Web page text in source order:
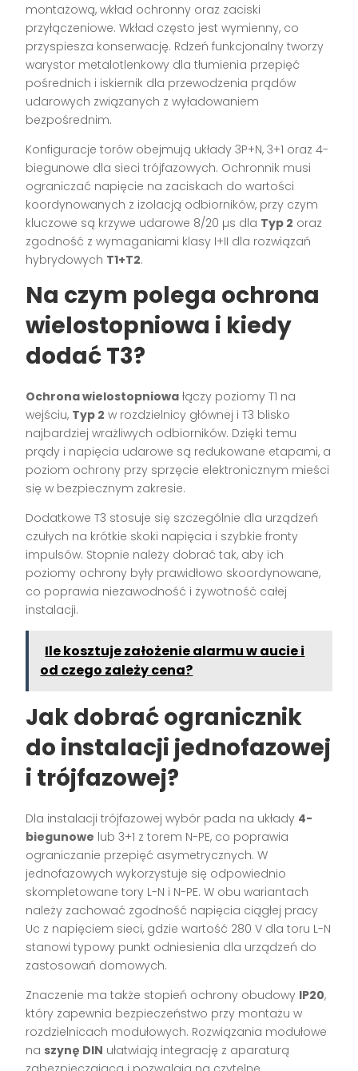
montażową, wkład ochronny oraz zaciski
przyłączeniowe. Wkład często jest wymienny, co
przyspiesza konserwację. Rdzeń funkcjonalny tworzy
warystor metalotlenkowy dla tłumienia przepięć
pośrednich i iskiernik dla przewodzenia prądów
udarowych związanych z wyładowaniem
bezpośrednim.
Konfiguracje torów obejmują układy 3P+N, 3+1 oraz 4-
biegunowe dla sieci trójfazowych. Ochronnik musi
ograniczać napięcie na zaciskach do wartości
koordynowanych z izolacją odbiorników, przy czym
kluczowe są krzywe udarowe 8/20 µs dla Typ 2 oraz
zgodność z wymaganiami klasy I+II dla rozwiązań
hybrydowych T1+T2.
Na czym polega ochrona
wielostopniowa i kiedy
dodać T3?
Ochrona wielostopniowa łączy poziomy T1 na
wejściu, Typ 2 w rozdzielnicy głównej i T3 blisko
najbardziej wrażliwych odbiorników. Dzięki temu
prądy i napięcia udarowe są redukowane etapami, a
poziom ochrony przy sprzęcie elektronicznym mieści
się w bezpiecznym zakresie.
Dodatkowe T3 stosuje się szczególnie dla urządzeń
czułych na krótkie skoki napięcia i szybkie fronty
impulsów. Stopnie należy dobrać tak, aby ich
poziomy ochrony były prawidłowo skoordynowane,
co poprawia niezawodność i żywotność całej
instalacji.
Ile kosztuje założenie alarmu w aucie i
od czego zależy cena?
Jak dobrać ogranicznik
do instalacji jednofazowej
i trójfazowej?
Dla instalacji trójfazowej wybór pada na układy 4-
biegunowe lub 3+1 z torem N-PE, co poprawia
ograniczanie przepięć asymetrycznych. W
jednofazowych wykorzystuje się odpowiednio
skompletowane tory L-N i N-PE. W obu wariantach
należy zachować zgodność napięcia ciągłej pracy
Uc z napięciem sieci, gdzie wartość 280 V dla toru L-N
stanowi typowy punkt odniesienia dla urządzeń do
zastosowań domowych.
Znaczenie ma także stopień ochrony obudowy IP20,
który zapewnia bezpieczeństwo przy montażu w
rozdzielnicach modułowych. Rozwiązania modułowe
na szynę DIN ułatwiają integrację z aparaturą